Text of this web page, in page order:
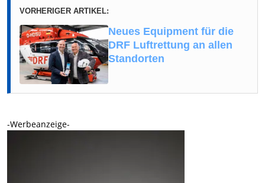
VORHERIGER ARTIKEL:
Neues Equipment für die
DRF Luftrettung an allen
Standorten
-Werbeanzeige-